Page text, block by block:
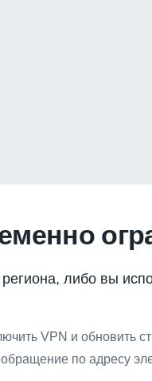
либо вы
VPN и обновить
по адресу